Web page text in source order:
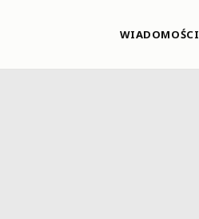
WIADOMOŚCI